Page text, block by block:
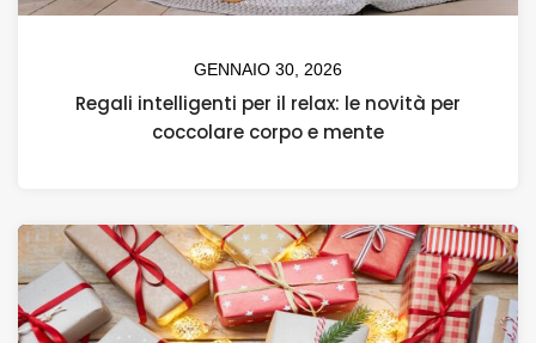
GENNAIO 30, 2026
Regali intelligenti per il relax: le novità per
coccolare corpo e mente